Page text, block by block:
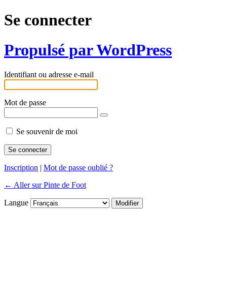
Se connecter
Propulsé par WordPress
Identifiant ou adresse e-mail
Mot de passe
Se souvenir de moi
Inscription | Mot de passe oublié ?
← Aller sur Pinte de Foot
Langue